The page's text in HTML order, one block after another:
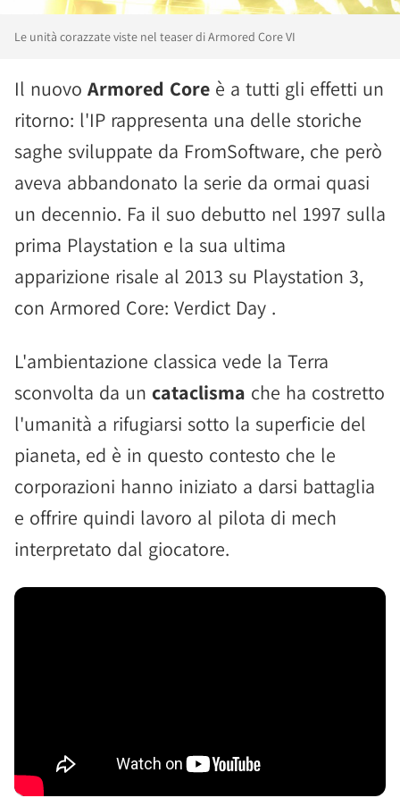
Le unità corazzate viste nel teaser di Armored Core VI
Il nuovo Armored Core è a tutti gli effetti un
ritorno: l'IP rappresenta una delle storiche
saghe sviluppate da FromSoftware, che però
aveva abbandonato la serie da ormai quasi
un decennio. Fa il suo debutto nel 1997 sulla
prima Playstation e la sua ultima
apparizione risale al 2013 su Playstation 3,
con Armored Core: Verdict Day .
L'ambientazione classica vede la Terra
sconvolta da un cataclisma che ha costretto
l'umanità a rifugiarsi sotto la superficie del
pianeta, ed è in questo contesto che le
corporazioni hanno iniziato a darsi battaglia
e offrire quindi lavoro al pilota di mech
interpretato dal giocatore.